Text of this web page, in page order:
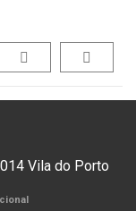
Vila do Porto